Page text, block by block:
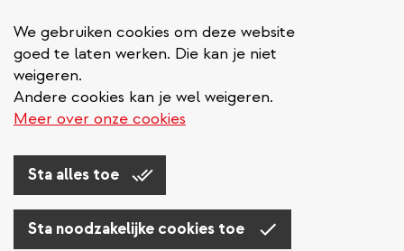
We gebruiken cookies om deze website
goed te laten werken. Die kan je niet
weigeren.
Andere cookies kan je wel weigeren.
Meer over onze cookies
Sta alles toe
Sta noodzakelijke cookies toe